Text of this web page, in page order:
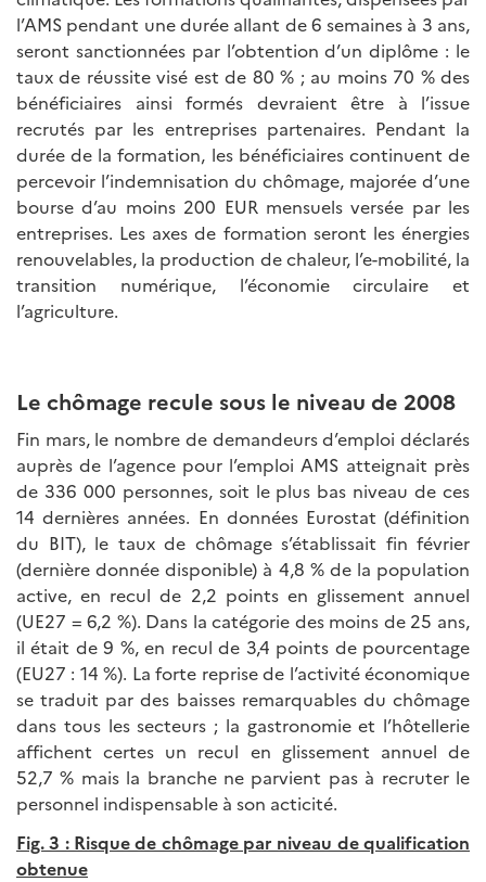
l’AMS pendant une durée allant de 6 semaines à 3 ans,
seront sanctionnées par l’obtention d’un diplôme : le
taux de réussite visé est de 80 % ; au moins 70 % des
bénéficiaires ainsi formés devraient être à l’issue
recrutés par les entreprises partenaires. Pendant la
durée de la formation, les bénéficiaires continuent de
percevoir l’indemnisation du chômage, majorée d’une
bourse d’au moins 200 EUR mensuels versée par les
entreprises. Les axes de formation seront les énergies
renouvelables, la production de chaleur, l’e-mobilité, la
transition numérique, l’économie circulaire et
l’agriculture.
Le chômage recule sous le niveau de 2008
Fin mars, le nombre de demandeurs d’emploi déclarés
auprès de l’agence pour l’emploi AMS atteignait près
de 336 000 personnes, soit le plus bas niveau de ces
14 dernières années. En données Eurostat (définition
du BIT), le taux de chômage s’établissait fin février
(dernière donnée disponible) à 4,8 % de la population
active, en recul de 2,2 points en glissement annuel
(UE27 = 6,2 %). Dans la catégorie des moins de 25 ans,
il était de 9 %, en recul de 3,4 points de pourcentage
(EU27 : 14 %). La forte reprise de l’activité économique
se traduit par des baisses remarquables du chômage
dans tous les secteurs ; la gastronomie et l’hôtellerie
affichent certes un recul en glissement annuel de
52,7 % mais la branche ne parvient pas à recruter le
personnel indispensable à son acticité.
Fig. 3 : Risque de chômage par niveau de qualification
obtenue